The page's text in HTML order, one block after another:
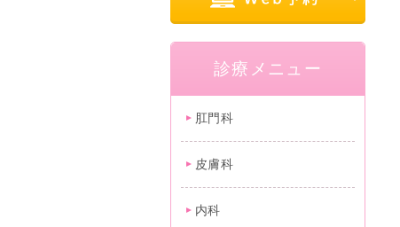
診療メニュー
肛門科
皮膚科
内科